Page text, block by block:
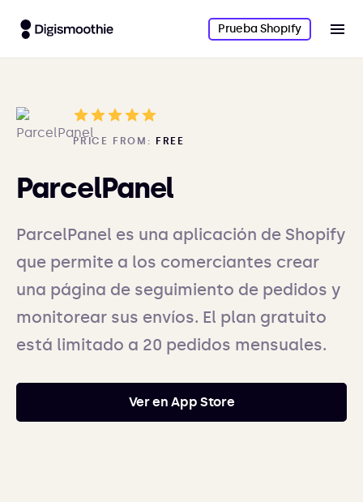
Prueba Shopify
PRICE FROM: FREE
ParcelPanel
ParcelPanel es una aplicación de Shopify
que permite a los comerciantes crear
una página de seguimiento de pedidos y
monitorear sus envíos. El plan gratuito
está limitado a 20 pedidos mensuales.
Ver en App Store